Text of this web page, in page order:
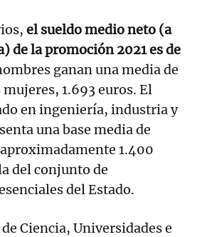
el sueldo medio neto (a
de la promoción 2021 es de
ganan una media de
mujeres, 1.693 euros. El
en ingeniería, industria y
una base media de
1.400
del conjunto de
del Estado.
Ciencia, Universidades e